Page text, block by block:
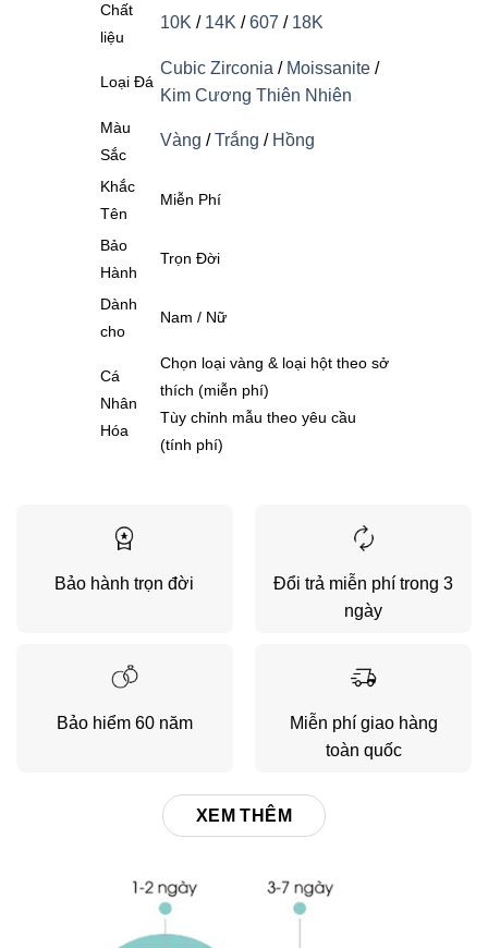
Chất
liệu
10K / 14K /607 / 18K
Loại Đá
Cubic Zirconia / Moissanite/
Kim Cương Thiên Nhiên
Màu
Sắc
Vàng /Trắng / Hồng
Khắc
Tên
Miễn Phí
Bảo
Hành
Trọn Đời
Dành
cho
Nam / Nữ
Cá
Nhân
Hóa
Chọn loại vàng & loại hột theo sở
thích (miễn phí)
Tùy chỉnh mẫu theo yêu cầu
(tính phí)
Bảo hành trọn đời
Đổi trả miễn phí trong 3
ngày
Bảo hiểm 60 năm
Miễn phí giao hàng
toàn quốc
XEM THÊM